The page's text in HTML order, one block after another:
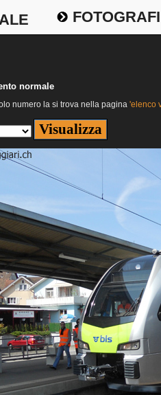
normale
numero la si trova nella pagina 'elenco